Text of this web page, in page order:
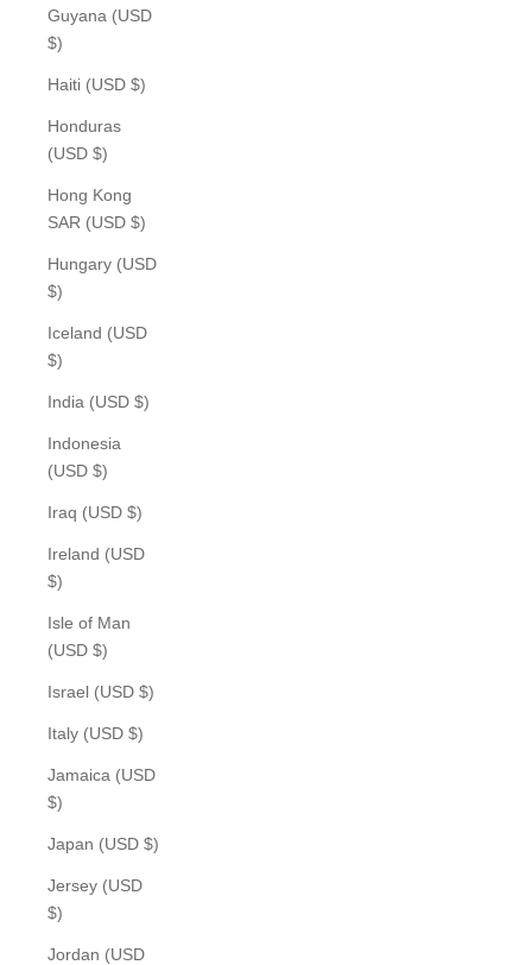
Guyana (USD
$)
Haiti (USD $)
Honduras
(USD $)
Hong Kong
SAR (USD $)
Hungary (USD
$)
Iceland (USD
$)
India (USD $)
Indonesia
(USD $)
Iraq (USD $)
Ireland (USD
$)
Isle of Man
(USD $)
Israel (USD $)
Italy (USD $)
Jamaica (USD
$)
Japan (USD $)
Jersey (USD
$)
Jordan (USD